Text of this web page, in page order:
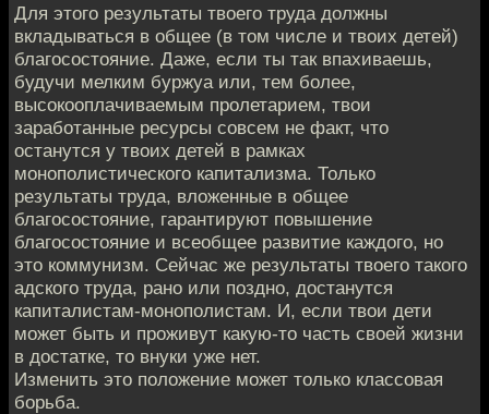
Для этого результаты твоего труда должны
вкладываться в общее (в том числе и твоих детей)
благосостояние. Даже, если ты так впахиваешь,
будучи мелким буржуа или, тем более,
высокооплачиваемым пролетарием, твои
заработанные ресурсы совсем не факт, что
останутся у твоих детей в рамках
монополистического капитализма. Только
результаты труда, вложенные в общее
благосостояние, гарантируют повышение
благосостояние и всеобщее развитие каждого, но
это коммунизм. Сейчас же результаты твоего такого
адского труда, рано или поздно, достанутся
капиталистам-монополистам. И, если твои дети
может быть и проживут какую-то часть своей жизни
в достатке, то внуки уже нет.
Изменить это положение может только классовая
борьба.